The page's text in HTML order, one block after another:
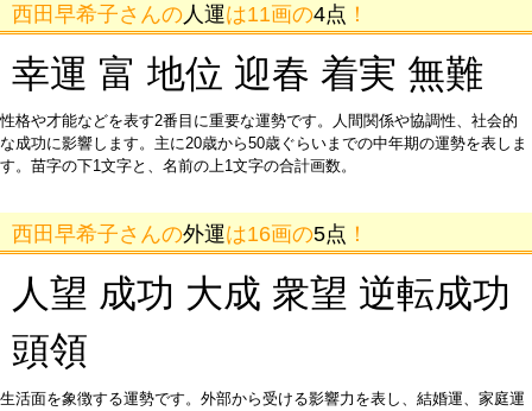
西田早希子さんの 人運は11画の4点 ！
幸運 富 地位 迎春 着実 無難
性格や才能などを表す2番目に重要な運勢です。人間関係や協調性、社会的
な成功に影響します。主に20歳から50歳ぐらいまでの中年期の運勢を表しま
す。苗字の下1文字と、名前の上1文字の合計画数。
西田早希子さんの外運は16画の5点 ！
人望 成功 大成 衆望 逆転成功
頭領
生活面を象徴する運勢です。外部から受ける影響力を表し、結婚運、家庭運